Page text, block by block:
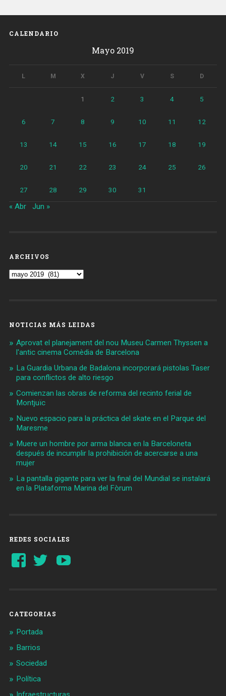
una
CALENDARIO
Mayo 2019
L M X J V S D
1 2 3 4 5
6 7 8 9 10 11 12
13 14 15 16 17 18 19
20 21 22 23 24 25 26
27 28 29 30 31
« Abr Jun »
ARCHIVOS
Archivos
NOTICIAS MÁS LEIDAS
Aprovat el planejament del nou Museu Carmen Thyssen a
l'antic cinema Comèdia de Barcelona
La Guardia Urbana de Badalona incorporará pistolas Taser
para conflictos de alto riesgo
Comienzan las obras de reforma del recinto ferial de
Montjuïc
Nuevo espacio para la práctica del skate en el Parque del
Maresme
Muere un hombre por arma blanca en la Barceloneta
después de incumplir la prohibición de acercarse a una
mujer
La pantalla gigante para ver la final del Mundial se instalará
en la Plataforma Marina del Fòrum
REDES SOCIALES
Ver
perfil
Ver
perfil
CATEGORIAS
Portada
Barrios
Sociedad
Política